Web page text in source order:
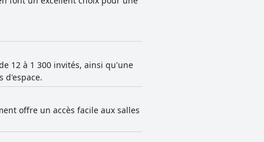
la nécessité de mises à jour, le
y compris les piscines et les
hygiénique et confortable.
et son professionnalisme.
départements. Cependant, une
à la réception. Les
des piscines intérieures
un plaisir toute l'année. Bien
une forte humidité et de fortes
apprécient la commodité du
et un manque de places
12 à 1 300 invités, ainsi qu'une
d'espace.
offre un accès facile aux salles